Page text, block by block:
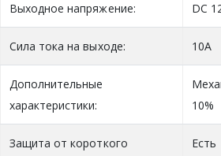
Выходное напряжение: DC
Сила тока на выходе: 10А
Дополнительные
характеристики:
10%
Защита от короткого
Есть